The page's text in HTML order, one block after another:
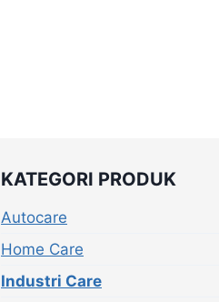
KATEGORI PRODUK
Autocare
Home Care
Industri Care